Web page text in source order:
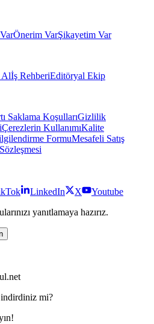
Önerim VarŞikayetim Var
Alİş RehberiEditöryal Ekip
Saklama KoşullarıGizlilik
Çerezlerin KullanımıKalite
FormuMesafeli Satış
LinkedIn X
Youtube
yanıtlamaya hazırız.
indirdiniz mi?